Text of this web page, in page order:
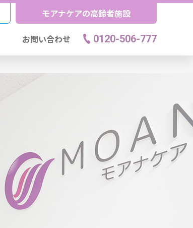
モアナケアの高齢者施設
お問い合わせ 0120-506-777